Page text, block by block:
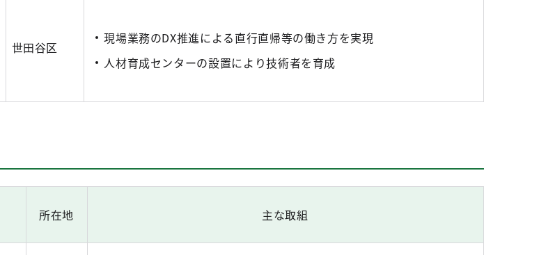
世田谷区
現場業務のDX推進による直行直帰等の働き方を実現
人材育成センターの設置により技術者を育成
所在地 主な取組